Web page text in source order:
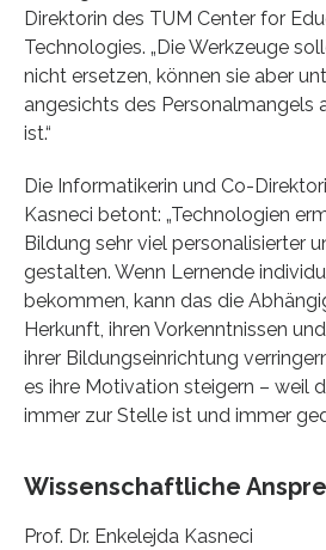
Direktorin des TUM Center for
Technologies. „Die Werkzeuge
nicht ersetzen, können sie aber
angesichts des Personalmangels
ist.“
Die Informatikerin und Co-
Kasneci betont: „Technologien
Bildung sehr viel personalisierter
gestalten. Wenn Lernende
bekommen, kann das die
Herkunft, ihren Vorkenntnissen
ihrer Bildungseinrichtung
es ihre Motivation steigern – weil
immer zur Stelle ist und immer
Wissenschaftliche
Prof. Dr. Enkelejda Kasneci